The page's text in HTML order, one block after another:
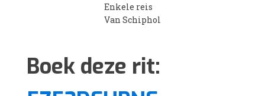
Enkele reis
Van Schiphol
Boek deze rit: